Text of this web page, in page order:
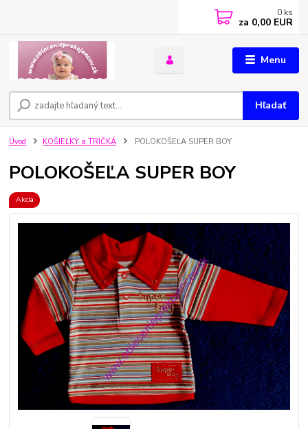
Menu
Hľadať
0 ks
za 0,00 EUR
Úvod KOŠIEĽKY a TRIČKÁ POLOKOŠEĽA SUPER BOY
POLOKOŠEĽA SUPER BOY
Akcia